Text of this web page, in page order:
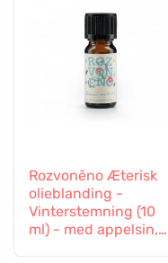
Rozvoněno Æterisk
olieblanding -
Vinterstemning (10
ml) - med appelsin,